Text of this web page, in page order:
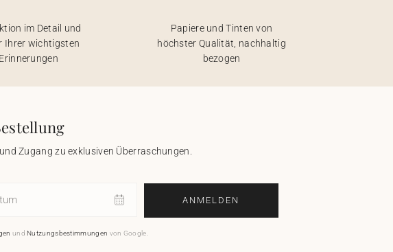
im Detail und
Ihrer wichtigsten
Erinnerungen
Papiere und Tinten von
höchster Qualität, nachhaltig
bezogen
Zugang zu exklusiven Überraschungen.
ANMELDEN
und Nutzungsbestimmungen von Google.